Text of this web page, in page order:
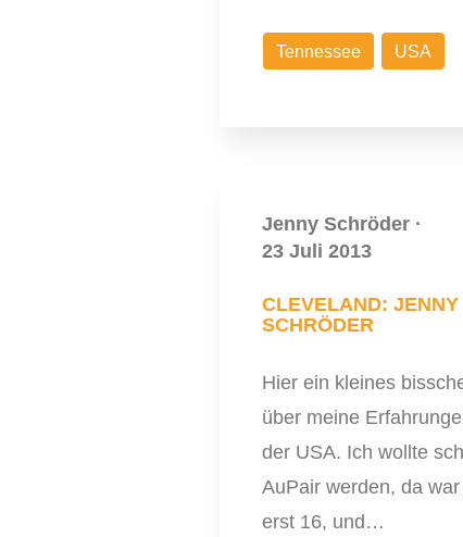
Tennessee USA
Jenny Schröder ·
23 Juli 2013
CLEVELAND: JENNY
SCHRÖDER
Hier ein kleines
über meine
der USA. Ich wollte
AuPair werden, da war
erst 16, und…